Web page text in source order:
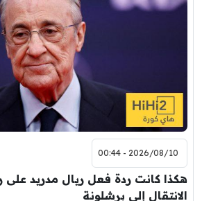
2026/08/10 - 00:44
هكذا كانت ردة فعل ريال مدريد على
الانتقال إلى برشلونة